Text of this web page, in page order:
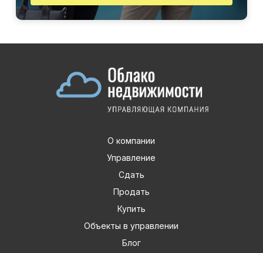
О компании
Управление
Сдать
Продать
Купить
Объекты в управлении
Блог